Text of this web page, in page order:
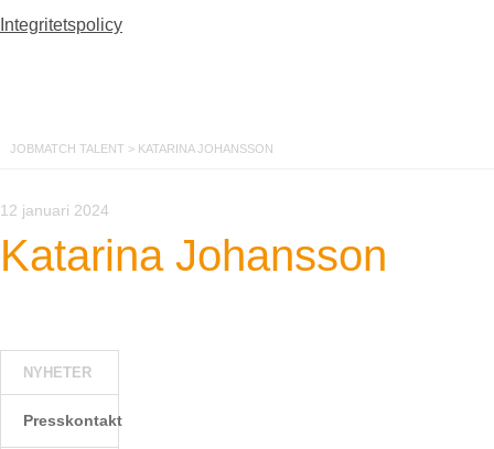
Integritetspolicy
JOBMATCH TALENT > KATARINA JOHANSSON
12 januari 2024
Katarina Johansson
NYHETER
Presskontakt